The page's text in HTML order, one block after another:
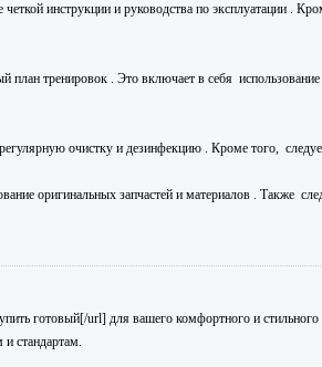
инструкции и руководства по эксплуатации .
план тренировок . Это включает в себя
очистку и дезинфекцию . Кроме того,
оригинальных запчастей и материалов . Также
готовый[/url] для вашего комфортного и стильного
стандартам.